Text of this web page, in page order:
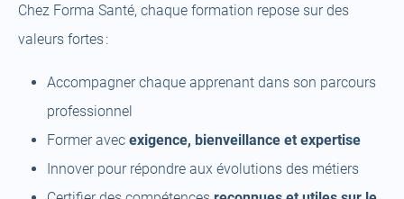
Chez Forma Santé, chaque formation repose sur des
valeurs fortes :
Accompagner chaque apprenant dans son parcours
professionnel
Former avec exigence, bienveillance et expertise
Innover pour répondre aux évolutions des métiers